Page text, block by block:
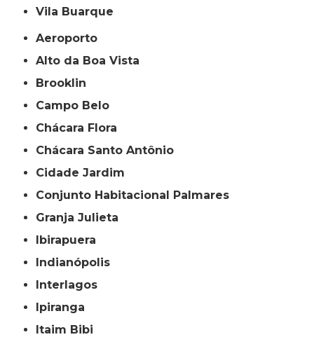
Vila Buarque
Aeroporto
Alto da Boa Vista
Brooklin
Campo Belo
Chácara Flora
Chácara Santo Antônio
Cidade Jardim
Conjunto Habitacional Palmares
Granja Julieta
Ibirapuera
Indianópolis
Interlagos
Ipiranga
Itaim Bibi